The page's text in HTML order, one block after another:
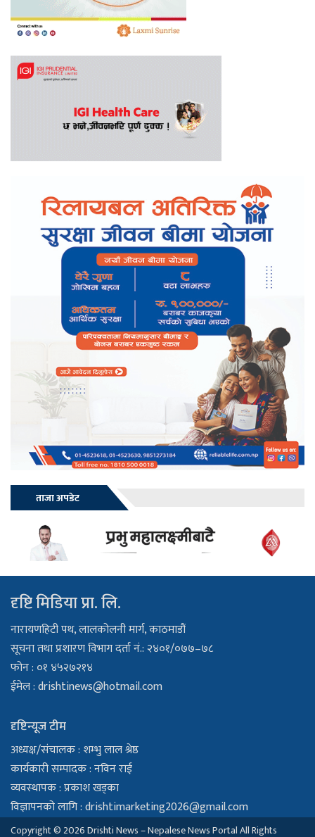
ताजा अपडेट
दृष्टि मिडिया प्रा. लि.
नारायणहिटी पथ, लालकोलनी मार्ग, काठमाडौं
सूचना तथा प्रशारण विभाग दर्ता नं.: २४०१/०७७–७८
फोन : ०१ ४५२७२१४
ईमेल :drishtinews@hotmail.com
दृष्टिन्यूज टीम
अध्यक्ष/संचालक : शम्भु लाल श्रेष्ठ
कार्यकारी सम्पादक : नविन राई
व्यवस्थापक : प्रकाश खड्का
विज्ञापनको लागि :drishtimarketing2026@gmail.com
Copyright © 2026 Drishti News – Nepalese News Portal All Rights